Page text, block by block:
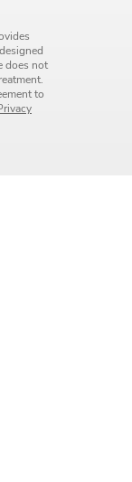
does not
to